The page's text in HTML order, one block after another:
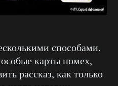
способами.
карты помех,
рассказ, как только